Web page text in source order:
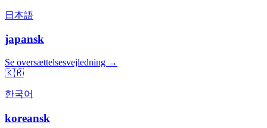
日本語
japansk
Se oversættelsesvejledning →
🇰🇷
한국어
koreansk